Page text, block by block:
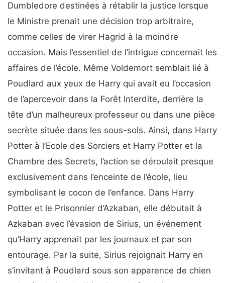
Dumbledore destinées à rétablir la justice lorsque
le Ministre prenait une décision trop arbitraire,
comme celles de virer Hagrid à la moindre
occasion. Mais l’essentiel de l’intrigue concernait les
affaires de l’école. Même Voldemort semblait lié à
Poudlard aux yeux de Harry qui avait eu l’occasion
de l’apercevoir dans la Forêt Interdite, derrière la
tête d’un malheureux professeur ou dans une pièce
secrète située dans les sous-sols. Ainsi, dans Harry
Potter à l’Ecole des Sorciers et Harry Potter et la
Chambre des Secrets, l’action se déroulait presque
exclusivement dans l’enceinte de l’école, lieu
symbolisant le cocon de l’enfance. Dans Harry
Potter et le Prisonnier d’Azkaban, elle débutait à
Azkaban avec l’évasion de Sirius, un événement
qu’Harry apprenait par les journaux et par son
entourage. Par la suite, Sirius rejoignait Harry en
s’invitant à Poudlard sous son apparence de chien